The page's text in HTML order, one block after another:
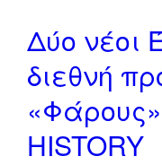
Δύο νέοι
διεθνή
HISTORY